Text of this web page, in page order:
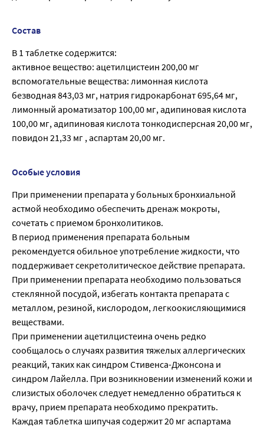
Состав
В 1 таблетке содержится:
активное вещество: ацетилцистеин 200,00 мг
вспомогательные вещества: лимонная кислота
безводная 843,03 мг, натрия гидрокарбонат 695,64 мг,
лимонный ароматизатор 100,00 мг, адипиновая кислота
100,00 мг, адипиновая кислота тонкодисперсная 20,00 мг,
повидон 21,33 мг , аспартам 20,00 мг.
Особые условия
При применении препарата у больных бронхиальной
астмой необходимо обеспечить дренаж мокроты,
сочетать с приемом бронхолитиков.
В период применения препарата больным
рекомендуется обильное употребление жидкости, что
поддерживает секретолитическое действие препарата.
При применении препарата необходимо пользоваться
стеклянной посудой, избегать контакта препарата с
металлом, резиной, кислородом, легкоокисляющимися
веществами.
При применении ацетилцистеина очень редко
сообщалось о случаях развития тяжелых аллергических
реакций, таких как синдром Стивенса-Джонсона и
синдром Лайелла. При возникновении изменений кожи и
слизистых оболочек следует немедленно обратиться к
врачу, прием препарата необходимо прекратить.
Каждая таблетка шипучая содержит 20 мг аспартама